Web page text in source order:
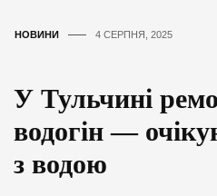
НОВИНИ 4 СЕРПНЯ, 2025
У Тульчині
водогін —
з водою